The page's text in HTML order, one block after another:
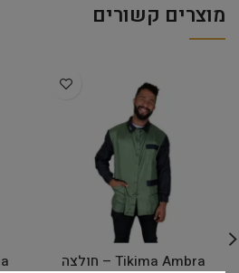
מוצרים קשורים
Tikima Ambra – חולצה